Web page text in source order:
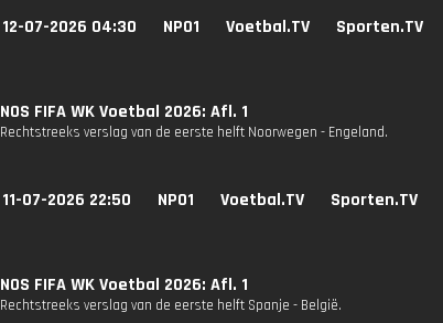
12-07-2026 04:30 NPO1 Voetbal.TV Sporten.TV
NOS FIFA WK Voetbal 2026: Afl. 1
Rechtstreeks verslag van de eerste helft Noorwegen - Engeland.
11-07-2026 22:50 NPO1 Voetbal.TV Sporten.TV
NOS FIFA WK Voetbal 2026: Afl. 1
Rechtstreeks verslag van de eerste helft Spanje - België.